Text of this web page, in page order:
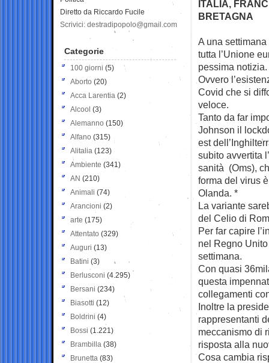
ITALIA,
BRETAGNA
A una
tutta l’Unione
pessima notizia.
Ovvero
Covid che si
veloce.
Tanto da far
Johnson il
est
subito avvertita
sanità (Oms),
forma del virus
Olanda. *
La variante
del Celio di
Per far capire
nel Regno
settimana.
Con quasi
questa
collegamenti
Inoltre la
rappresentanti
meccanismo di
risposta alla
Cosa cambia
Diretto da Riccardo Fucile
Scrivici: destradipopolo@gmail.com
Categorie
100 giorni (5)
Aborto (20)
Acca Larentia (2)
Alcool (3)
Alemanno (150)
Alfano (315)
Alitalia (123)
Ambiente (341)
AN (210)
Animali (74)
Arancioni (2)
arte (175)
Attentato (329)
Auguri (13)
Batini (3)
Berlusconi (4.295)
Bersani (234)
Biasotti (12)
Boldrini (4)
Bossi (1.221)
Brambilla (38)
Brunetta (83)